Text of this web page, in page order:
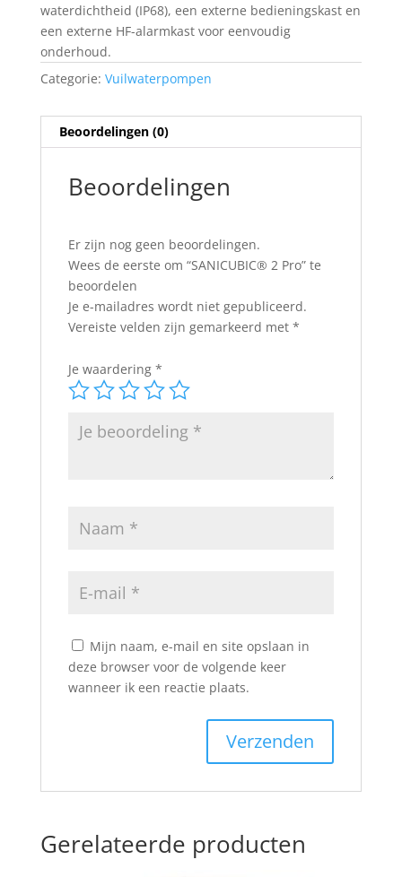
waterdichtheid (IP68), een externe bedieningskast en
een externe HF-alarmkast voor eenvoudig
onderhoud.
Categorie: Vuilwaterpompen
Beoordelingen (0)
Beoordelingen
Er zijn nog geen beoordelingen.
Wees de eerste om “SANICUBIC® 2 Pro” te
beoordelen
Je e-mailadres wordt niet gepubliceerd.
Vereiste velden zijn gemarkeerd met *
Je waardering *
Mijn naam, e-mail en site opslaan in
deze browser voor de volgende keer
wanneer ik een reactie plaats.
Gerelateerde producten